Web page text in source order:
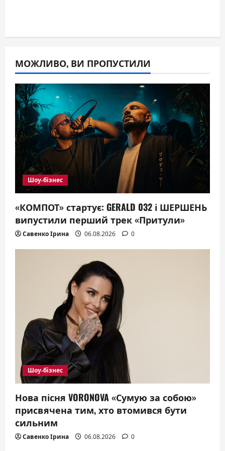
МОЖЛИВО, ВИ ПРОПУСТИЛИ
Шоу-бізнес
«КОМПОТ» стартує: GERALD 032 і ШЕРШЕНЬ
випустили перший трек «Притули»
Савенко Ірина 06.08.2026 0
Шоу-бізнес
Нова пісня VORONOVA «Сумую за собою»
присвячена тим, хто втомився бути
сильним
Савенко Ірина 06.08.2026 0